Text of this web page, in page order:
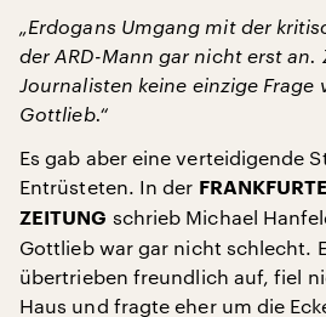
„Erdogans Umgang mit der
der ARD-Mann gar nicht erst an.
Journalisten keine einzige Frage
Gottlieb.“
Es gab aber eine verteidigende
Entrüsteten. In der
ZEITUNG schrieb Michael
Gottlieb war gar nicht schlecht.
übertrieben freundlich auf, fiel
Haus und fragte eher um die